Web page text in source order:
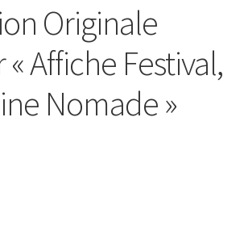
Originale
Affiche Festival,
Nomade »